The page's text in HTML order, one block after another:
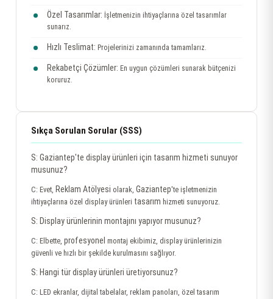
Özel Tasarımlar: İşletmenizin ihtiyaçlarına özel tasarımlar
sunarız.
Hızlı Teslimat: Projelerinizi zamanında tamamlarız.
Rekabetçi Çözümler: En uygun çözümleri sunarak bütçenizi
koruruz.
Sıkça Sorulan Sorular (SSS)
S: Gaziantep'te display ürünleri için tasarım hizmeti sunuyor
musunuz?
C: Evet, Reklam Atölyesi olarak, Gaziantep'te işletmenizin
ihtiyaçlarına özel display ürünleri tasarım hizmeti sunuyoruz.
S: Display ürünlerinin montajını yapıyor musunuz?
C: Elbette, profesyonel montaj ekibimiz, display ürünlerinizin
güvenli ve hızlı bir şekilde kurulmasını sağlıyor.
S: Hangi tür display ürünleri üretiyorsunuz?
C: LED ekranlar, dijital tabelalar, reklam panoları, özel tasarım